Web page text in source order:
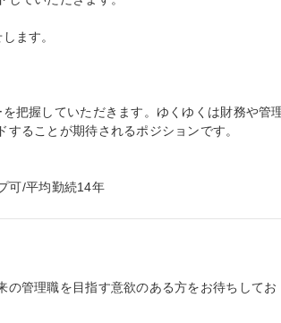
ます。
把握していただきます。ゆくゆくは財務や管
ることが期待されるポジションです。
可/平均勤続14年
管理職を目指す意欲のある方をお待ちしてお